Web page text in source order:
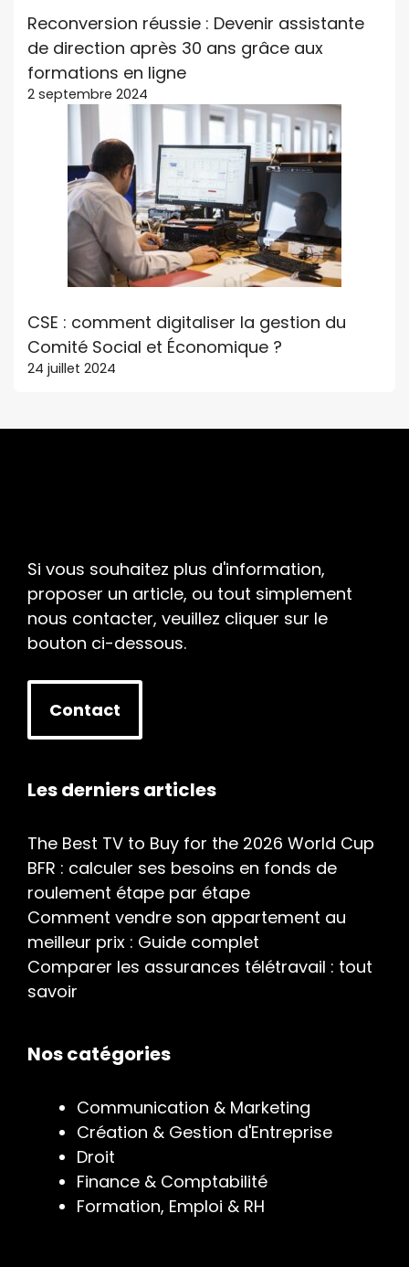
Reconversion réussie : Devenir assistante
de direction après 30 ans grâce aux
formations en ligne
2 septembre 2024
CSE : comment digitaliser la gestion du
Comité Social et Économique ?
24 juillet 2024
Si vous souhaitez plus d'information,
proposer un article, ou tout simplement
nous contacter, veuillez cliquer sur le
bouton ci-dessous.
Contact
Les derniers articles
The Best TV to Buy for the 2026 World Cup
BFR : calculer ses besoins en fonds de
roulement étape par étape
Comment vendre son appartement au
meilleur prix : Guide complet
Comparer les assurances télétravail : tout
savoir
Nos catégories
Communication & Marketing
Création & Gestion d'Entreprise
Droit
Finance & Comptabilité
Formation, Emploi & RH